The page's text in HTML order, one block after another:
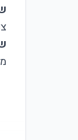
שלב 5
שלב